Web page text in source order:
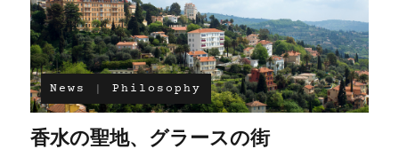
News Philosophy
香水の聖地、グラースの街